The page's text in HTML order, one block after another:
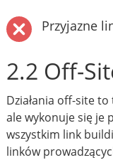
Przyjazne
2.2 Off-
Działania off-site
ale wykonuje się je
wszystkim link
linków